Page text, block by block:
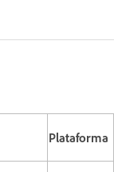
Plataforma